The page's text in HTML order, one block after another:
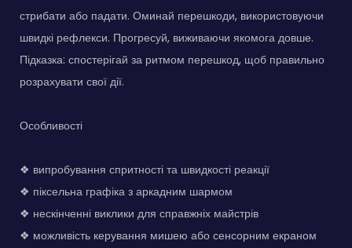
стрибати або падати. Оминай перешкоди, використовуючи
швидкі рефлекси. Прогресуй, виживаючи якомога довше.
Підказка: спостерігай за ритмом перешкод, щоб правильно
розрахувати свої дії.
Особливості
❖ випробування спритності та швидкості реакції
❖ піксельна графіка з аркадним шармом
❖ нескінченні виклики для справжніх майстрів
❖ можливість керування мишею або сенсорним екраном